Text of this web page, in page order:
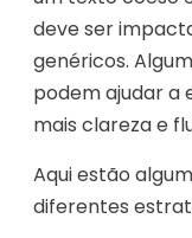
deve ser
genéricos.
podem ajudar a
mais clareza e
Aqui estão
diferentes